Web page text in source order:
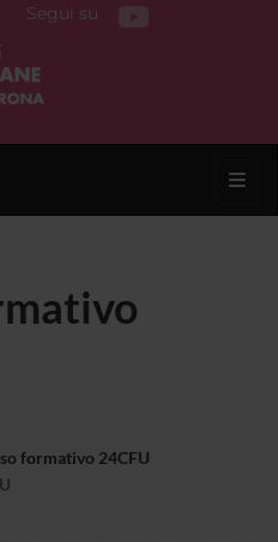
Segui su
formativo 24CFU